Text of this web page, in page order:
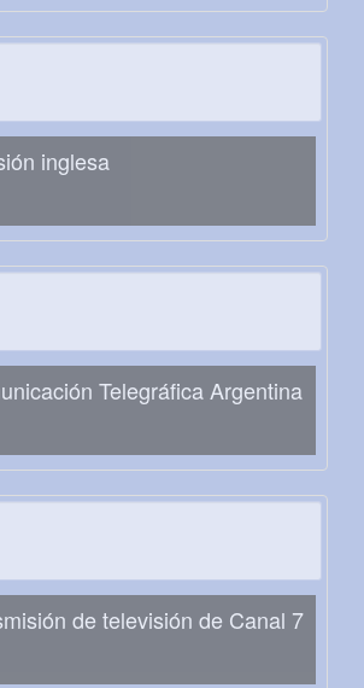
inglesa
Telegráfica Argentina
de televisión de Canal 7